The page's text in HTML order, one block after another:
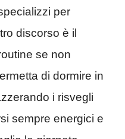
per
discorso è il
se non
di dormire in
i risvegli
sempre energici e